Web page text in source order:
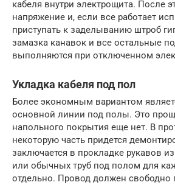
кабеля внутри электрощита. После
напряжение и, если все работает
приступать к заделыванию штроб
замазка канавок и все остальные
выполняются при отключенном
Укладка кабеля под пол
Более экономным вариантом
основной линии под полы. Это
напольного покрытия еще нет. В
некоторую часть придется
заключается в прокладке рукавов
или обычных труб под полом для
отдельно. Провод должен свободно